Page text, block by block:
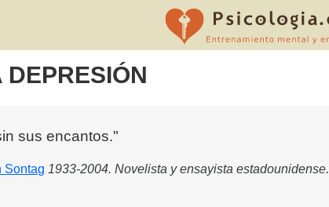
sus encantos."
Sontag 1933-2004. Novelista y ensayista estadounidense.